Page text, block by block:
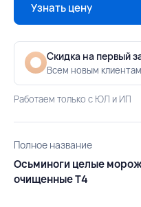
Узнать цену
Скидка на первый
Всем новым клиентам
Работаем только с ЮЛ и ИП
Полное название
Осьминоги целые
очищенные Т4